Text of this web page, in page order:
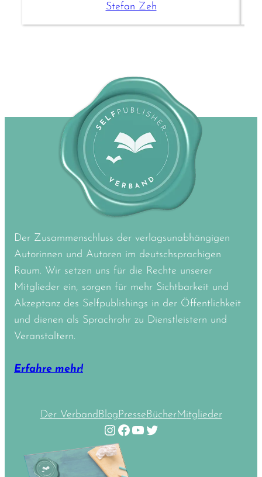
Stefan Zeh
Der Zusammenschluss der verlagsunabhängigen
Autorinnen und Autoren im deutschsprachigen
Raum. Wir setzen uns für die Rechte unserer
Mitglieder ein, sorgen für mehr Sichtbarkeit und
Akzeptanz des Selfpublishings in der Öffentlichkeit
und dienen als Sprachrohr zu Dienstleistern und
Veranstaltern.
Erfahre mehr!
Der VerbandBlogPresseBücherMitglieder
Instagram Facebook YouTube Twitter